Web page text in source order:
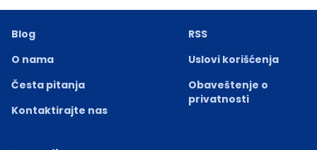
Blog
O nama
Česta pitanja
Kontaktirajte nas
RSS
Uslovi korišćenja
Obaveštenje o
privatnosti